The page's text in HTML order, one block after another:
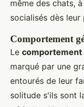
même des chats,
socialisés dès leur
Comportement
Le comportement
marqué par une
entourés de leur
solitude s'ils sont